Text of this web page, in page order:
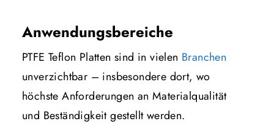
Anwendungsbereiche
PTFE Teflon Platten sind in vielen Branchen
unverzichtbar – insbesondere dort, wo
höchste Anforderungen an Materialqualität
und Beständigkeit gestellt werden.